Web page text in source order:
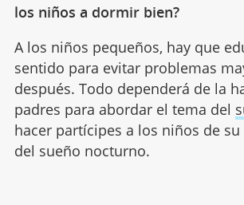
los niños a dormir bien?
A los niños pequeños, hay que
sentido para evitar problemas
después. Todo dependerá de la
padres para abordar el tema del
hacer partícipes a los niños de
del sueño nocturno.